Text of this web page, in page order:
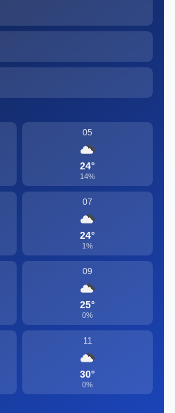
05
24°
14%
07
24°
1%
09
25°
0%
11
30°
0%